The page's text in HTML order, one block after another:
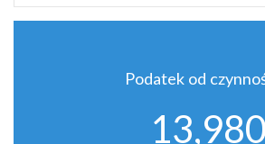
Podatek od